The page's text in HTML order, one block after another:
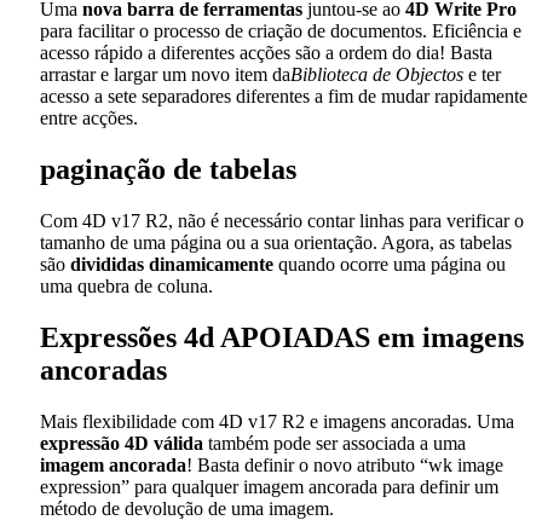
Uma nova barra de ferramentas juntou-se ao 4D Write Pro
para facilitar o processo de criação de documentos. Eficiência e
acesso rápido a diferentes acções são a ordem do dia! Basta
arrastar e largar um novo item daBiblioteca de Objectos e ter
acesso a sete separadores diferentes a fim de mudar rapidamente
entre acções.
paginação de tabelas
Com 4D v17 R2, não é necessário contar linhas para verificar o
tamanho de uma página ou a sua orientação. Agora, as tabelas
são divididas dinamicamente quando ocorre uma página ou
uma quebra de coluna.
Expressões 4d APOIADAS em imagens
ancoradas
Mais flexibilidade com 4D v17 R2 e imagens ancoradas. Uma
expressão 4D válida também pode ser associada a uma
imagem ancorada! Basta definir o novo atributo “wk image
expression” para qualquer imagem ancorada para definir um
método de devolução de uma imagem.